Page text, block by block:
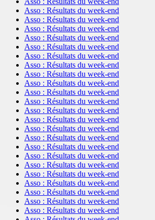
Asso : Résultats du week-end
Asso : Résultats du week-end
Asso : Résultats du week-end
Asso : Résultats du week-end
Asso : Résultats du week-end
Asso : Résultats du week-end
Asso : Résultats du week-end
Asso : Résultats du week-end
Asso : Résultats du week-end
Asso : Résultats du week-end
Asso : Résultats du week-end
Asso : Résultats du week-end
Asso : Résultats du week-end
Asso : Résultats du week-end
Asso : Résultats du week-end
Asso : Résultats du week-end
Asso : Résultats du week-end
Asso : Résultats du week-end
Asso : Résultats du week-end
Asso : Résultats du week-end
Asso : Résultats du week-end
Asso : Résultats du week-end
Asso : Résultats du week-end